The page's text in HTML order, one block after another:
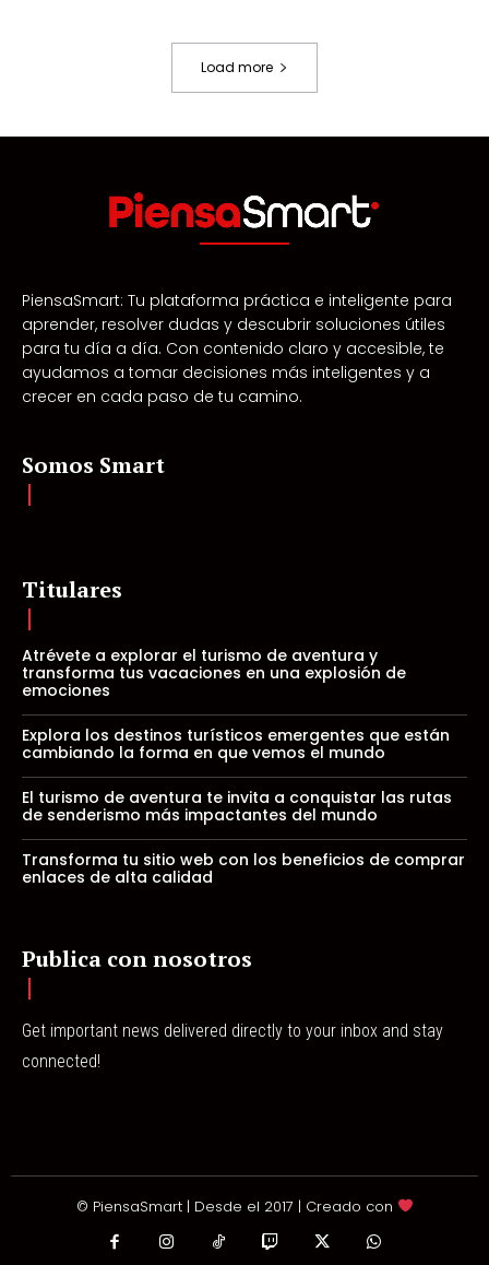
Load more
PiensaSmart: Tu plataforma práctica e inteligente para
aprender, resolver dudas y descubrir soluciones útiles
para tu día a día. Con contenido claro y accesible, te
ayudamos a tomar decisiones más inteligentes y a
crecer en cada paso de tu camino.
Somos Smart
Titulares
Atrévete a explorar el turismo de aventura y
transforma tus vacaciones en una explosión de
emociones
Explora los destinos turísticos emergentes que están
cambiando la forma en que vemos el mundo
El turismo de aventura te invita a conquistar las rutas
de senderismo más impactantes del mundo
Transforma tu sitio web con los beneficios de comprar
enlaces de alta calidad
Publica con nosotros
Get important news delivered directly to your inbox and stay
connected!
© PiensaSmart | Desde el 2017 | Creado con